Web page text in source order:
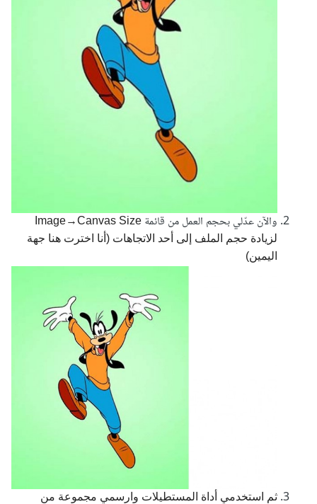
والآن عدّلي بحجم العمل من قائمة Image→Canvas Size
لزيادة حجم الملف إلى أحد الاتجاهات (أنا اخترت هنا جهة
اليمين)
ثم استخدمي أداة المستطيلات وارسمي مجموعة من